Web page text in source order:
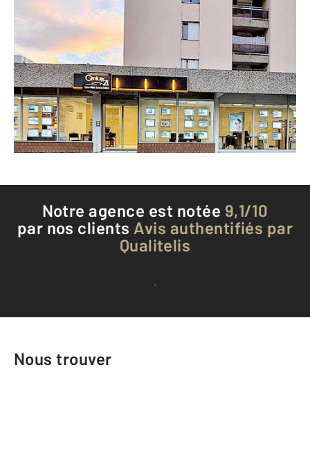
CENTURY 21 Gervillié Immobilier
29 avenue du Maréchal Joffre
COURNON D AUVERGNE - 63800
Envoyer un message
Téléphoner à l'agence
Notre agence est notée 9,1/10
par nos clients Avis authentifiés par
Qualitelis
Voir tous les avis clients
Nous trouver